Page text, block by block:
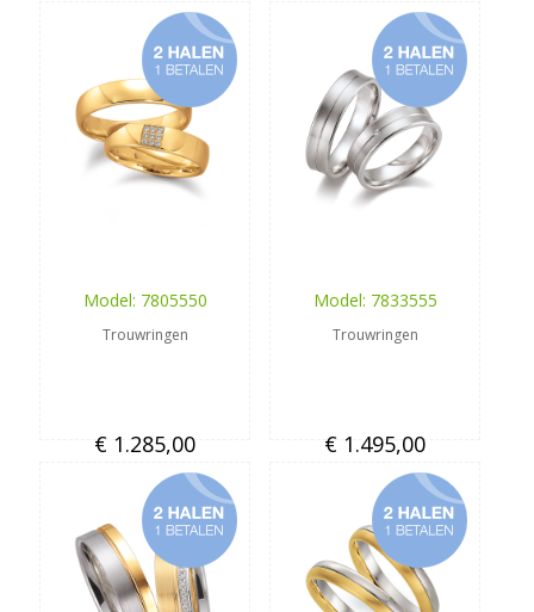
Model: 7805550
Trouwringen
€ 1.285,00
Model: 7833555
Trouwringen
€ 1.495,00